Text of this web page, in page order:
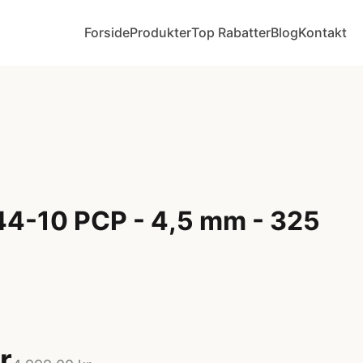
ForsideProdukterTop RabatterBlogKontakt
10 PCP - 4,5 mm - 325